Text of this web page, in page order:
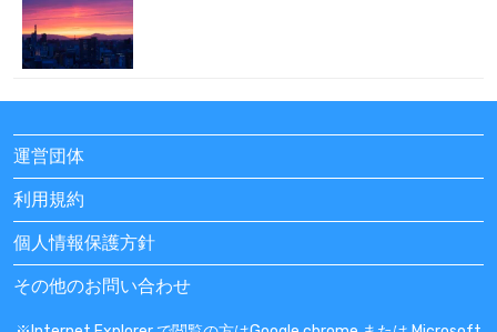
運営団体
利用規約
個人情報保護方針
その他のお問い合わせ